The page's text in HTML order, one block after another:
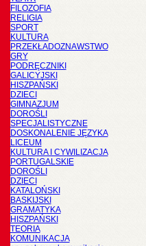
FILOZOFIA
RELIGIA
SPORT
KULTURA
PRZEKŁADOZNAWSTWO
GRY
PODRĘCZNIKI
GALICYJSKI
HISZPAŃSKI
DZIECI
GIMNAZJUM
DOROŚLI
SPECJALISTYCZNE
DOSKONALENIE JĘZYKA
LICEUM
KULTURA I CYWILIZACJA
PORTUGALSKIE
DOROŚLI
DZIECI
KATALOŃSKI
BASKIJSKI
GRAMATYKA
HISZPAŃSKI
TEORIA
KOMUNIKACJA